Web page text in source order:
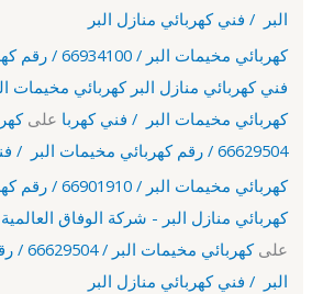
البر / فني كهربائي منازل البر
كهربائي مخيمات
كهربائي مخيمات البر / فني كهربا على
66629504 / رقم كهربائي مخيمات البر / فني كهربائي منازل البر
كهربائي مخيمات
كهربائي منازل البر - شركة الوفاق العالمية
على
البر / فني كهربائي منازل البر